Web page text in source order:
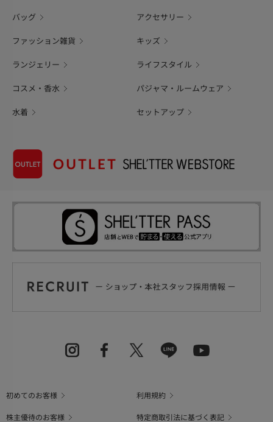
バッグ アクセサリー
ファッション雑貨 キッズ
ランジェリー ライフスタイル
コスメ・香水 パジャマ・ルームウェア
水着 セットアップ
初めてのお客様
利用規約
株主優待のお客様
特定商取引法に基づく表記